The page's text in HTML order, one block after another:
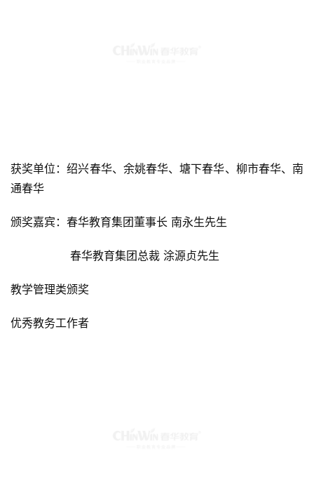
获奖单位：绍兴春华、余姚春华、塘下春华、柳市春华、南
通春华
颁奖嘉宾：春华教育集团董事长 南永生先生
春华教育集团总裁 涂源贞先生
教学管理类颁奖
优秀教务工作者